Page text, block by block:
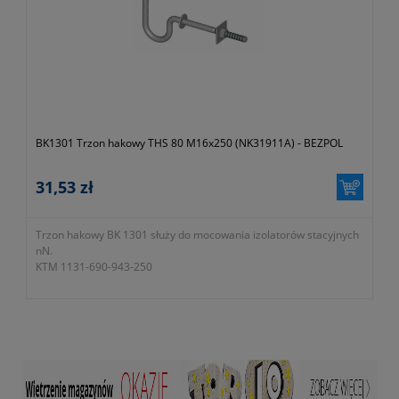
BK1301 Trzon hakowy THS 80 M16x250 (NK31911A) - BEZPOL
31,53 zł
Trzon hakowy BK 1301 służy do mocowania izolatorów stacyjnych
nN.
KTM 1131-690-943-250